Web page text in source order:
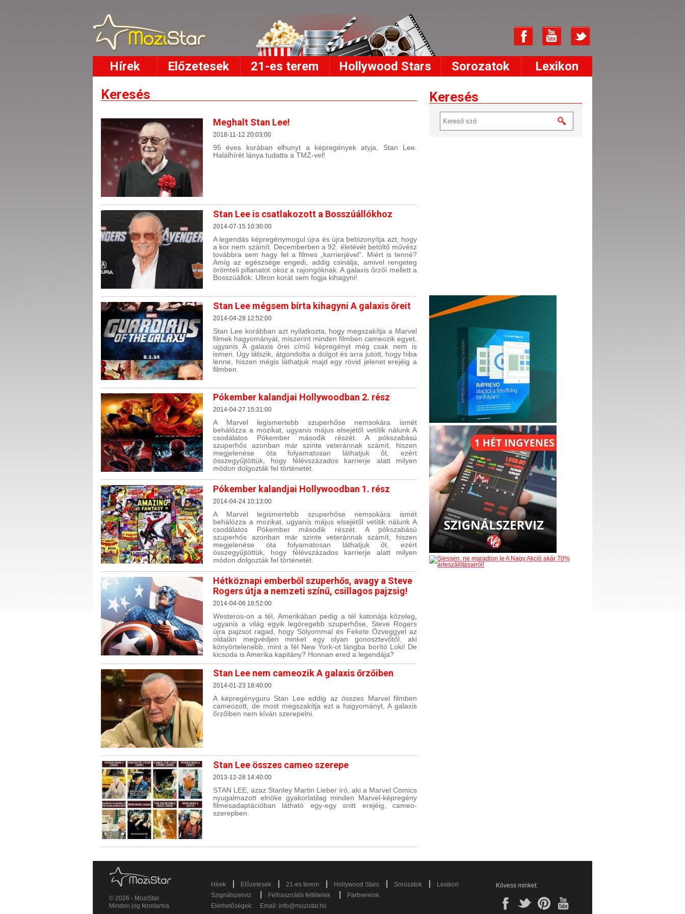
Hírek Előzetesek 21-es terem Hollywood Stars Sorozatok Lexikon
Keresés
Meghalt Stan Lee!
2018-11-12 20:03:00
95 éves korában elhunyt a képregények atyja, Stan Lee.
Halálhírét lánya tudatta a TMZ-vel!
Stan Lee is csatlakozott a Bosszúállókhoz
2014-07-15 10:30:00
A legendás képregénymogul újra és újra bebizonyítja azt, hogy
a kor nem számít. Decemberben a 92. életévét betöltő művész
továbbra sem hagy fel a filmes „karrierjével”. Miért is tenné?
Amíg az egészsége engedi, addig csinálja, amivel rengeteg
örömteli pillanatot okoz a rajongóknak. A galaxis őrzői mellett a
Bosszúállók: Ultron korát sem fogja kihagyni!
Stan Lee mégsem bírta kihagyni A galaxis őreit
2014-04-29 12:52:00
Stan Lee korábban azt nyilatkozta, hogy megszakítja a Marvel
filmek hagyományát, miszerint minden filmben cameozik egyet,
ugyanis A galaxis őrei című képregényt még csak nem is
ismeri. Úgy látszik, átgondolta a dolgot és arra jutott, hogy hiba
lenne, hiszen mégis láthatjuk majd egy rövid jelenet erejéig a
filmben.
Pókember kalandjai Hollywoodban 2. rész
2014-04-27 15:31:00
A Marvel legismertebb szuperhőse nemsokára ismét
behálózza a mozikat, ugyanis május elsejétől vetítik nálunk A
csodálatos Pókember második részét. A pókszabású
szuperhős azonban már szinte veteránnak számít, hiszen
megjelenése óta folyamatosan láthatjuk őt, ezért
összegyűjtöttük, hogy félévszázados karrierje alatt milyen
módon dolgozták fel történetét.
Pókember kalandjai Hollywoodban 1. rész
2014-04-24 10:13:00
A Marvel legismertebb szuperhőse nemsokára ismét
behálózza a mozikat, ugyanis május elsejétől vetítik nálunk A
csodálatos Pókember második részét. A pókszabású
szuperhős azonban már szinte veteránnak számít, hiszen
megjelenése óta folyamatosan láthatjuk őt, ezért
összegyűjtöttük, hogy félévszázados karrierje alatt milyen
módon dolgozták fel történetét.
Hétköznapi emberből szuperhős, avagy a Steve
Rogers útja a nemzeti színű, csillagos pajzsig!
2014-04-06 16:52:00
Westeros-on a tél, Amerikában pedig a tél katonája közeleg,
ugyanis a világ egyik legöregebb szuperhőse, Steve Rogers
újra pajzsot ragad, hogy Sólyommal és Fekete Özveggyel az
oldalán megvédjen minket egy olyan gonosztevőtől, aki
könyörtelenebb, mint a fél New York-ot lángba borító Loki! De
kicsoda is Amerika kapitány? Honnan ered a legendája?
Stan Lee nem cameozik A galaxis őrzőiben
2014-01-23 18:40:00
A képregényguru Stan Lee eddig az összes Marvel filmben
cameozott, de most megszakítja ezt a hagyományt, A galaxis
őrzőiben nem kíván szerepelni.
Stan Lee összes cameo szerepe
2013-12-28 14:40:00
STAN LEE, azaz Stanley Martin Lieber író, aki a Marvel Comics
nyugalmazott elnöke gyakorlatilag minden Marvel-képregény
filmesadaptációban látható egy-egy snitt erejéig, cameo-
szerepben.
Keresés
© 2026 - MoziStar.
Minden jog fenntartva
Hírek Előzetesek 21-es terem Hollywood Stars Sorozatok
Lexikon
Szignálszerviz
Felhasználói feltételek
Partnereink
Elérhetőségek:
Email: info@mozistar.hu
Kövess minket: